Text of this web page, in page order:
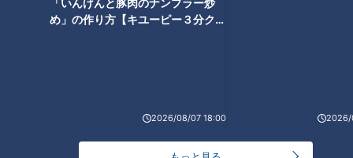
「いんげんと豚肉のナンプラー炒
め」の作り方【キユーピー３分クッ
2026/08/07 18:00 2026/
そして、もう一つの違いは“焦げ目”。長崎カステラは、大きな
型で焼いて、あとから切り分けるため、色が違うのは上下のみ
生地に水分を戻す“焼き戻し”という技法を使うことで、ふんわ